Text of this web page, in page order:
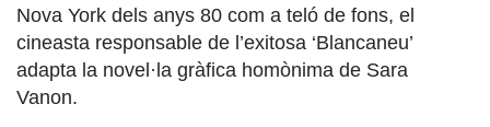
Nova York dels anys 80 com a teló de fons, el
cineasta responsable de l’exitosa ‘Blancaneu’
adapta la novel·la gràfica homònima de Sara
Vanon.